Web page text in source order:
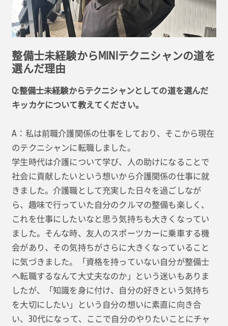
整備士未経験からMINIテクニシャンの道を
選んだ理由
Q:整備士未経験からテクニシャンとしての道を選んだ
キッカケについて教えてください。
A：私は前職介護関係の仕事をしており、そこから現在
のテクニシャンに転職しました。
学生時代は介護について学び、人の助けになることで
社会に貢献したいという想いから介護関係の仕事に就
きました。介護職として充実した日々を過ごしなが
ら、趣味で行っていた自分のクルマの整備も楽しく、
これを仕事にしたいなと思う気持ちも大きくなってい
ました。そんな時、友人のスポーツカーに乗車する機
会があり、その気持ちがさらに大きくなっていること
に気づきました。「資格を持っていない自分が整備士
へ転職するなんて大丈夫なのか」という迷いもありま
したが、「知識を身に付け、自分の好きという気持ち
を大切にしたい」という自分の想いに素直に向き合
い、30代になって、ここで自分のやりたいことにチャ